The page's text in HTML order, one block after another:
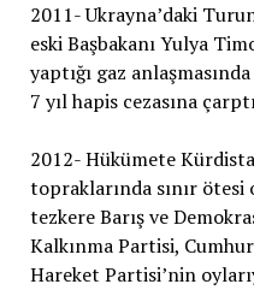
2011- Ukrayna’daki
eski Başbakanı Yulya
yaptığı gaz
7 yıl hapis cezasına
2012- Hükümete
topraklarında sınır
tezkere Barış ve
Kalkınma Partisi,
Hareket Partisi’nin